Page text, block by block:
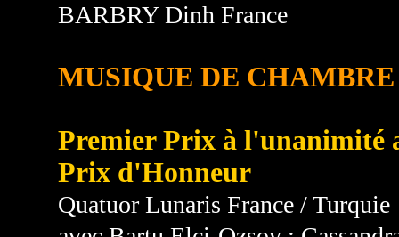
BARBRY Dinh France
MUSIQUE DE CHAMBRE
Premier Prix à l'unanimité
Prix d'Honneur
Quatuor Lunaris France / Turquie